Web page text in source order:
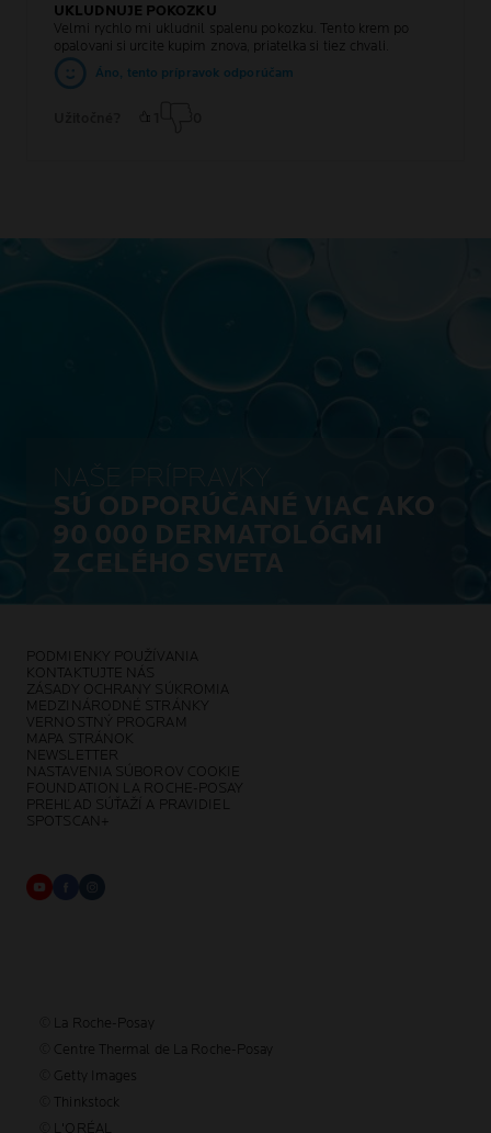
UKLUDNUJE POKOZKU
Velmi rychlo mi ukludnil spalenu pokozku. Tento krem po
opalovani si urcite kupim znova, priatelka si tiez chvali.
Áno, tento prípravok odporúčam
NAŠE PRÍPRAVKY
SÚ ODPORÚČANÉ VIAC AKO
90 000 DERMATOLÓGMI
Z CELÉHO SVETA
PODMIENKY POUŽÍVANIA
KONTAKTUJTE NÁS
ZÁSADY OCHRANY SÚKROMIA
MEDZINÁRODNÉ STRÁNKY
VERNOSTNÝ PROGRAM
MAPA STRÁNOK
NEWSLETTER
NASTAVENIA SÚBOROV COOKIE
FOUNDATION LA ROCHE-POSAY
PREHĽAD SÚŤAŽÍ A PRAVIDIEL
SPOTSCAN+
© La Roche-Posay
© Centre Thermal de La Roche-Posay
© Getty Images
© Thinkstock
© L'ORÉAL